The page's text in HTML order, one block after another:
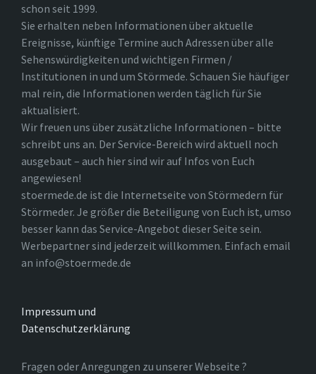
schon seit 1999.
Sie erhalten neben Informationen über aktuelle
Ereignisse, künftige Termine auch Adressen über alle
Sehenswürdigkeiten und wichtigen Firmen /
Institutionen in und um Störmede. Schauen Sie häufiger
mal rein, die Informationen werden täglich für Sie
aktualisiert.
Wir freuen uns über zusätzliche Informationen – bitte
schreibt uns an. Der Service-Bereich wird aktuell noch
ausgebaut – auch hier sind wir auf Infos von Euch
angewiesen!
stoermede.de ist die Internetseite von Störmedern für
Störmeder. Je größer die Beteiligung von Euch ist, umso
besser kann das Service-Angebot dieser Seite sein.
Werbepartner sind jederzeit willkommen. Einfach email
an info@stoermede.de
Impressum und
Datenschutzerklärung
Fragen oder Anregungen zu unserer Webseite ?